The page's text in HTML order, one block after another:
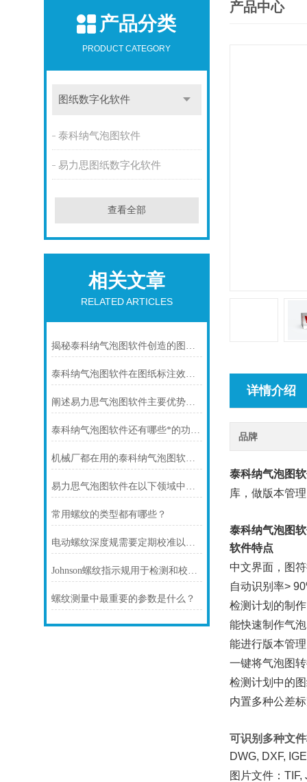
产品分类
PRODUCT CATEGORY
图纸数字化软件
泰科纳气泡图软件
易力思图纸数字化软件
查看全部
相关文章
RELATED ARTICLES
揭秘泰科纳气泡图软件创造的图纸标注效率奇迹！
泰科纳气泡图软件在图纸标注效率及质量管控流程中的应用
阐述易力思气泡图软件主要优势及应用场景
泰科纳气泡图软件还有哪些*的功能？
机械厂都在用的泰科纳气泡图软件，标尺寸效率狂升 50 倍
易力思气泡图软件在以下领域中的用途
常用螺纹的类型都有哪些？
电动螺纹深度规需要定期校准以保证测量精度
Johnson螺纹指示规用于检测和校准特定类型的螺纹参数
螺纹测量中最重要的参数是什么？
产品中心
详情介绍
品牌
泰科纳气泡图
库，做版本管
泰科纳气泡图
软件特点
中文界面，图
自动识别率>
检测计划的制
能快速制作气
能进行版本管
一键将气泡图
检测计划中的
内置多种公差
可识别多种文
DWG, DXF,
图片文件：TIF,